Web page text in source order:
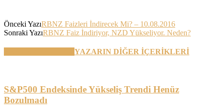
Önceki YazıRBNZ Faizleri İndirecek Mi? – 10.08.2016
Sonraki YazıRBNZ Faiz İndiriyor, NZD Yükseliyor. Neden?
YAZARIN DİĞER İÇERİKLERİ
S&P500 Endeksinde Yükseliş Trendi Henüz
Bozulmadı